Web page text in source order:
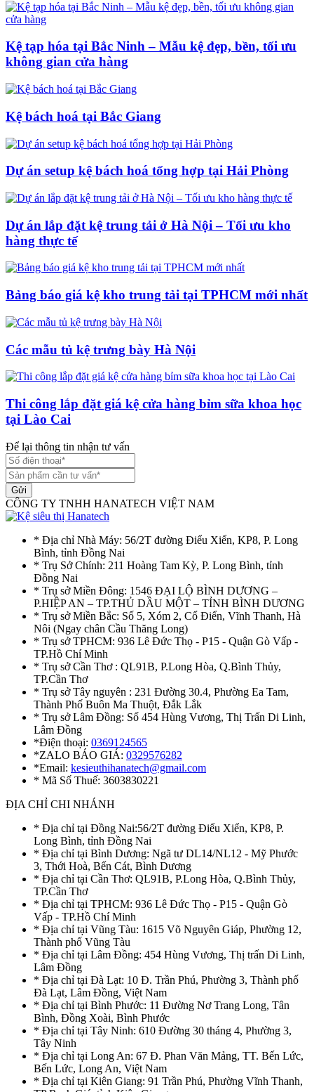
Kệ tạp hóa tại Bắc Ninh – Mẫu kệ đẹp, bền, tối ưu
không gian cửa hàng
Kệ bách hoá tại Bắc Giang
Dự án setup kệ bách hoá tổng hợp tại Hải Phòng
Dự án lắp đặt kệ trung tải ở Hà Nội – Tối ưu kho
hàng thực tế
Bảng báo giá kệ kho trung tải tại TPHCM mới nhất
Các mẫu tủ kệ trưng bày Hà Nội
Thi công lắp đặt giá kệ cửa hàng bỉm sữa khoa học
tại Lào Cai
Để lại thông tin nhận tư vấn
Gửi
CÔNG TY TNHH HANATECH VIỆT NAM
* Địa chỉ Nhà Máy: 56/2T đường Điểu Xiển, KP8, P. Long
Bình, tỉnh Đồng Nai
* Trụ Sở Chính: 211 Hoàng Tam Kỳ, P. Long Bình, tỉnh
Đồng Nai
* Trụ sở Miền Đông: 1546 ĐẠI LỘ BÌNH DƯƠNG –
P.HIỆP AN – TP.THỦ DẦU MỘT – TỈNH BÌNH DƯƠNG
* Trụ sở Miền Bắc: Số 5, Xóm 2, Cổ Điển, Vĩnh Thanh, Hà
Nôi (Ngay chân Cầu Thăng Long)
* Trụ sở TPHCM: 936 Lê Đức Thọ - P15 - Quận Gò Vấp -
TP.Hồ Chí Minh
* Trụ sở Cần Thơ : QL91B, P.Long Hòa, Q.Bình Thủy,
TP.Cần Thơ
* Trụ sở Tây nguyên : 231 Đường 30.4, Phường Ea Tam,
Thành Phố Buôn Ma Thuột, Đắk Lắk
* Trụ sở Lâm Đồng: Số 454 Hùng Vương, Thị Trấn Di Linh,
Lâm Đồng
*Điện thoại: 0369124565
*ZALO BÁO GIÁ: 0329576282
*Email: kesieuthihanatech@gmail.com
* Mã Số Thuế: 3603830221
ĐỊA CHỈ CHI NHÁNH
* Địa chỉ tại Đồng Nai:56/2T đường Điểu Xiển, KP8, P.
Long Bình, tỉnh Đồng Nai
* Địa chỉ tại Bình Dương: Ngã tư DL14/NL12 - Mỹ Phước
3, Thới Hoà, Bến Cát, Bình Dương
* Địa chỉ tại Cần Thơ: QL91B, P.Long Hòa, Q.Bình Thủy,
TP.Cần Thơ
* Địa chỉ tại TPHCM: 936 Lê Đức Thọ - P15 - Quận Gò
Vấp - TP.Hồ Chí Minh
* Địa chỉ tại Vũng Tàu: 1615 Võ Nguyên Giáp, Phường 12,
Thành phố Vũng Tàu
* Địa chỉ tại Lâm Đồng: 454 Hùng Vương, Thị trấn Di Linh,
Lâm Đồng
* Địa chỉ tại Đà Lạt: 10 Đ. Trần Phú, Phường 3, Thành phố
Đà Lạt, Lâm Đồng, Việt Nam
* Địa chỉ tại Bình Phước: 11 Đường Nơ Trang Long, Tân
Bình, Đồng Xoài, Bình Phước
* Địa chỉ tại Tây Ninh: 610 Đường 30 tháng 4, Phường 3,
Tây Ninh
* Địa chỉ tại Long An: 67 Đ. Phan Văn Mảng, TT. Bến Lức,
Bến Lức, Long An, Việt Nam
* Địa chỉ tại Kiên Giang: 91 Trần Phú, Phường Vĩnh Thanh,